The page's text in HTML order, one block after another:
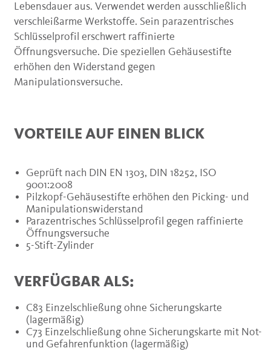
Lebensdauer aus. Verwendet werden ausschließlich
verschleißarme Werkstoffe. Sein parazentrisches
Schlüsselprofil erschwert raffinierte
Öffnungsversuche. Die speziellen Gehäusestifte
erhöhen den Widerstand gegen
Manipulationsversuche.
VORTEILE AUF EINEN BLICK
Geprüft nach DIN EN 1303, DIN 18252, ISO
9001:2008
Pilzkopf-Gehäusestifte erhöhen den Picking- und
Manipulationswiderstand
Parazentrisches Schlüsselprofil gegen raffinierte
Öffnungsversuche
5-Stift-Zylinder
VERFÜGBAR ALS:
C83 Einzelschließung ohne Sicherungskarte
(lagermäßig)
C73 Einzelschließung ohne Sicherungskarte mit Not-
und Gefahrenfunktion (lagermäßig)